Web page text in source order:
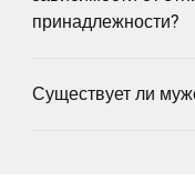
принадлежности?
Существует ли